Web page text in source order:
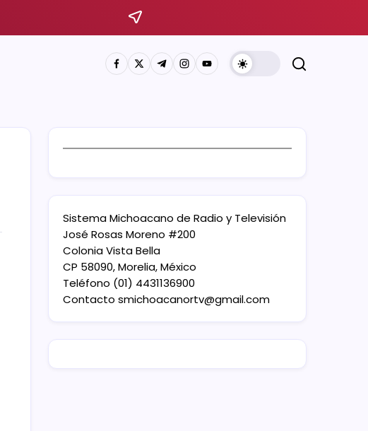
Sistema Michoacano de Radio y Televisión
José Rosas Moreno #200
Colonia Vista Bella
CP 58090, Morelia, México
Teléfono (01) 4431136900
Contacto smichoacanortv@gmail.com